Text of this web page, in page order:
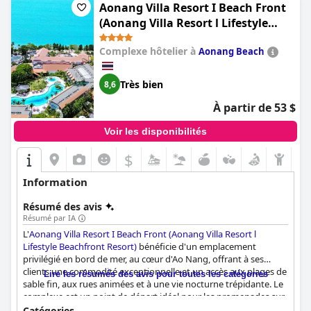
Aonang Villa Resort I Beach Front
(Aonang Villa Resort l Lifestyle
Beachfront Resort)
Complexe hôtelier à Aonang Beach
8,6 Très bien
À partir de 53 $
Voir les disponibilités
$
Information
Résumé des avis
Résumé par IA
L'Aonang Villa Resort I Beach Front (Aonang Villa Resort l
Lifestyle Beachfront Resort) bénéficie d'un emplacement
privilégié en bord de mer, au cœur d'Ao Nang, offrant à ses
clients une commodité exceptionnelle et un accès aux plages de
sable fin, aux rues animées et à une vie nocturne trépidante. Le
complexe est un point de départ idéal pour les promenades sur
Lire les résumés des avis pour toutes les catégories